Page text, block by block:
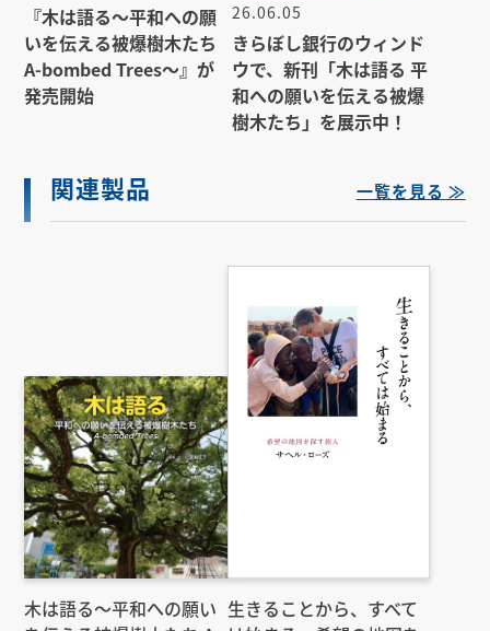
『木は語る〜平和への願
いを伝える被爆樹木たち
A-bombed Trees〜』が
発売開始
26.06.05
きらぼし銀行のウィンド
ウで、新刊「木は語る 平
和への願いを伝える被爆
樹木たち」を展示中！
関連製品 一覧を見る ≫
木は語る〜平和への願い 生きることから、すべて